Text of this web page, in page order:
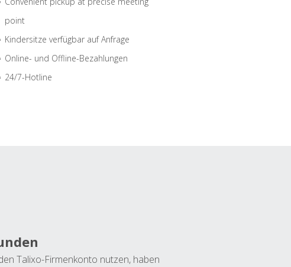
point
Kindersitze verfügbar auf Anfrage
Online- und Offline-Bezahlungen
24/7-Hotline
Talixo-Firmenkonto nutzen, haben